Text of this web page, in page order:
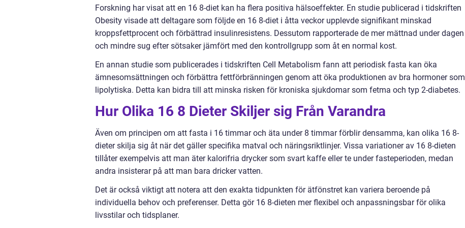
Forskning har visat att en 16 8-diet kan ha flera positiva hälsoeffekter. En studie publicerad i tidskriften
Obesity visade att deltagare som följde en 16 8-diet i åtta veckor upplevde signifikant minskad
kroppsfettprocent och förbättrad insulinresistens. Dessutom rapporterade de mer mättnad under dagen
och mindre sug efter sötsaker jämfört med den kontrollgrupp som åt en normal kost.
En annan studie som publicerades i tidskriften Cell Metabolism fann att periodisk fasta kan öka
ämnesomsättningen och förbättra fettförbränningen genom att öka produktionen av bra hormoner som
lipolytiska. Detta kan bidra till att minska risken för kroniska sjukdomar som fetma och typ 2-diabetes.
Hur Olika 16 8 Dieter Skiljer sig Från Varandra
Även om principen om att fasta i 16 timmar och äta under 8 timmar förblir densamma, kan olika 16 8-
dieter skilja sig åt när det gäller specifika matval och näringsriktlinjer. Vissa variationer av 16 8-dieten
tillåter exempelvis att man äter kalorifria drycker som svart kaffe eller te under fasteperioden, medan
andra insisterar på att man bara dricker vatten.
Det är också viktigt att notera att den exakta tidpunkten för ätfönstret kan variera beroende på
individuella behov och preferenser. Detta gör 16 8-dieten mer flexibel och anpassningsbar för olika
livsstilar och tidsplaner.